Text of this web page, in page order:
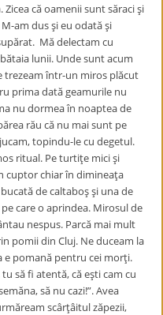
că oamenii sunt săraci şi
am dus şi eu odată şi
Mă delectam cu
lunii. Unde sunt acum
trezeam într-un miros plăcut
prima dată geamurile nu
nu dormea în noaptea de
rău că nu mai sunt pe
topindu-le cu degetul.
ritual. Pe turtiţe mici şi
cuptor chiar în dimineaţa
de caltaboş şi una de
care o aprindea. Mirosul de
nespus. Parcă mai mult
pomii din Cluj. Ne duceam la
e pomană pentru cei morţi.
să fi atentă, că eşti cam cu
să nu cazi!”. Avea
scârţâitul zăpezii,